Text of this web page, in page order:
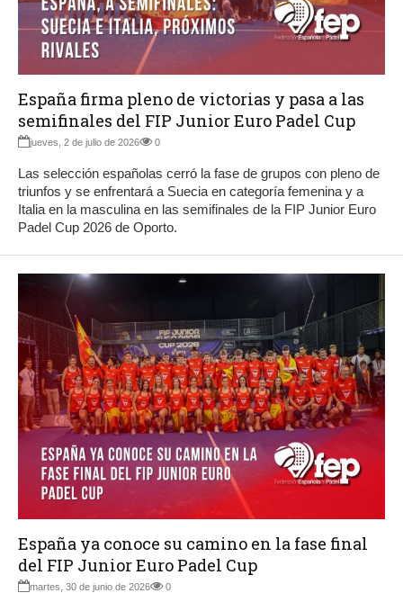
España firma pleno de victorias y pasa a las
semifinales del FIP Junior Euro Padel Cup
jueves, 2 de julio de 2026 0
Las selección españolas cerró la fase de grupos con pleno de
triunfos y se enfrentará a Suecia en categoría femenina y a
Italia en la masculina en las semifinales de la FIP Junior Euro
Padel Cup 2026 de Oporto.
España ya conoce su camino en la fase final
del FIP Junior Euro Padel Cup
martes, 30 de junio de 2026 0